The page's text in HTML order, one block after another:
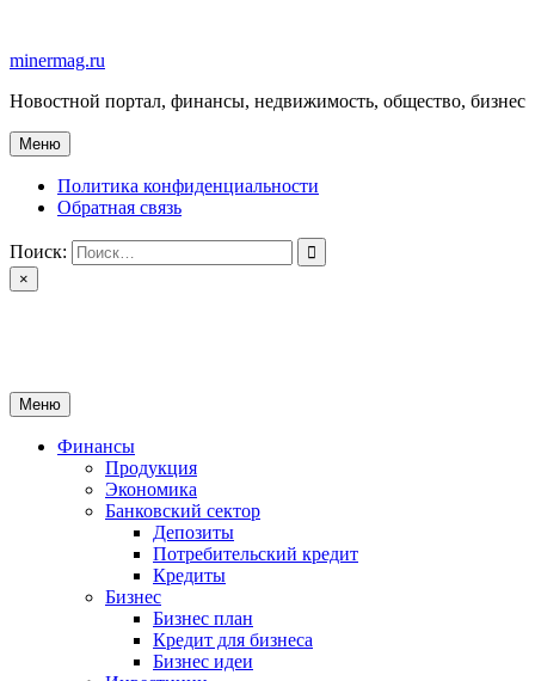
содержимому
minermag.ru
Новостной портал, финансы, недвижимость, общество, бизнес
Меню
Политика конфиденциальности
Обратная связь
Поиск:
×
Меню
Финансы
Продукция
Экономика
Банковский сектор
Депозиты
Потребительский кредит
Кредиты
Бизнес
Бизнес план
Кредит для бизнеса
Бизнес идеи